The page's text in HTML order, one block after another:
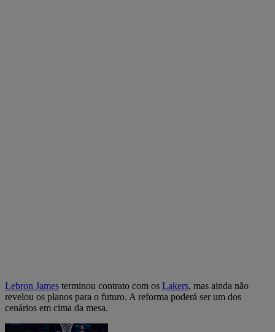
Lebron James terminou contrato com os Lakers, mas ainda não
revelou os planos para o futuro. A reforma poderá ser um dos
cenários em cima da mesa.